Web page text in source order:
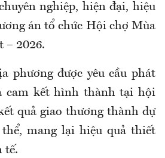
nghiệp, hiện đại, hiệu
án tổ chức Hội chợ Mùa
– 2026.
phương được yêu cầu phát
cam kết hình thành tại hội
quả giao thương thành dự
mang lại hiệu quả thiết
tế.